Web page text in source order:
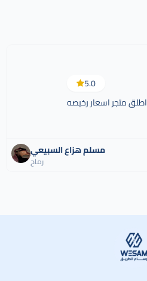
5.0
اطلق متجر اسعار رخيصه
مسلم هزاع السبيعي
رماح